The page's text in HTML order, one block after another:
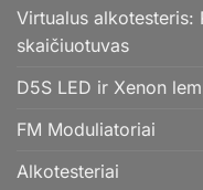
Virtualus alkotesteris:
skaičiuotuvas
D5S LED ir Xenon
FM Moduliatoriai
Alkotesteriai